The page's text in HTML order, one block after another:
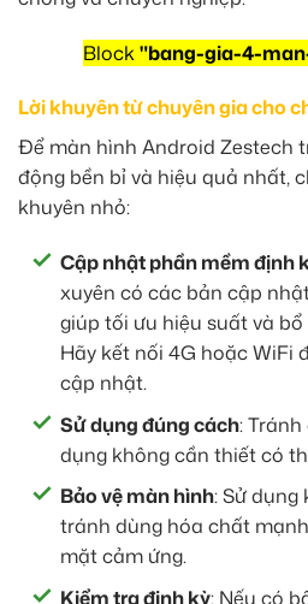
Block"bang-gia-4-
Lời khuyên từ chuyên gia cho
Để màn hình Android Zestech
động bền bỉ và hiệu quả nhất,
khuyên nhỏ:
Cập nhật phần mềm định
xuyên có các bản cập
giúp tối ưu hiệu suất và
Hãy kết nối 4G hoặc WiFi
cập nhật.
Sử dụng đúng cách:
dụng không cần thiết có
Bảo vệ màn hình: Sử dụng
tránh dùng hóa chất
mặt cảm ứng.
Kiểm tra định kỳ: Nếu có